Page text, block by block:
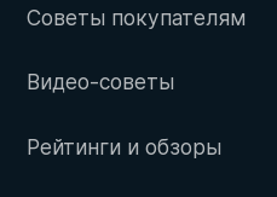
Советы покупателям
Видео-советы
Рейтинги и обзоры